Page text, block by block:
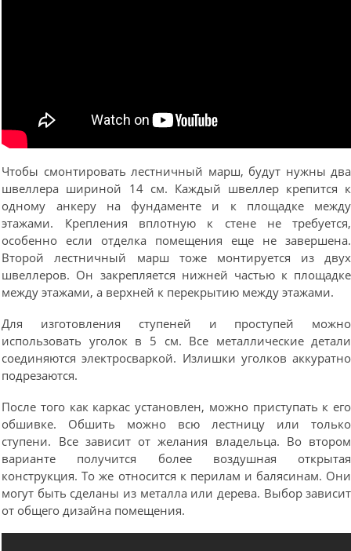
Чтобы смонтировать лестничный марш, будут нужны два
швеллера шириной 14 см. Каждый швеллер крепится к
одному анкеру на фундаменте и к площадке между
этажами. Крепления вплотную к стене не требуется,
особенно если отделка помещения еще не завершена.
Второй лестничный марш тоже монтируется из двух
швеллеров. Он закрепляется нижней частью к площадке
между этажами, а верхней к перекрытию между этажами.
Для изготовления ступеней и проступей можно
использовать уголок в 5 см. Все металлические детали
соединяются электросваркой. Излишки уголков аккуратно
подрезаются.
После того как каркас установлен, можно приступать к его
обшивке. Обшить можно всю лестницу или только
ступени. Все зависит от желания владельца. Во втором
варианте получится более воздушная открытая
конструкция. То же относится к перилам и балясинам. Они
могут быть сделаны из металла или дерева. Выбор зависит
от общего дизайна помещения.